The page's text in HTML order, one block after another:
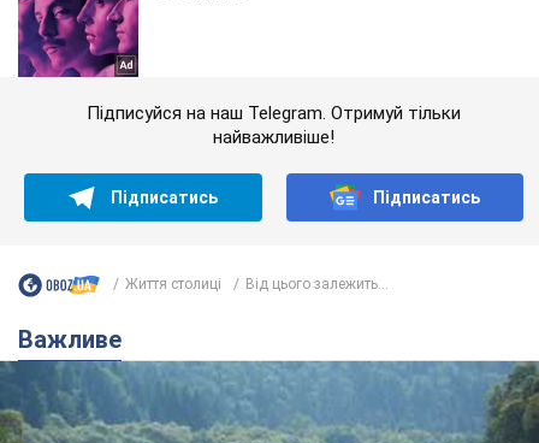
Підписуйся на наш Telegram. Отримуй тільки
найважливіше!
Підписатись Підписатись
Життя столиці Від цього залежить...
Важливе